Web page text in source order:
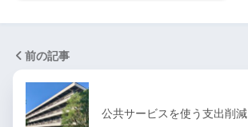
前の記事
公共サービスを使う支出削減